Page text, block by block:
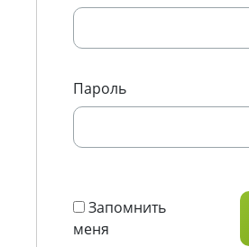
Пароль
Запомнить
меня